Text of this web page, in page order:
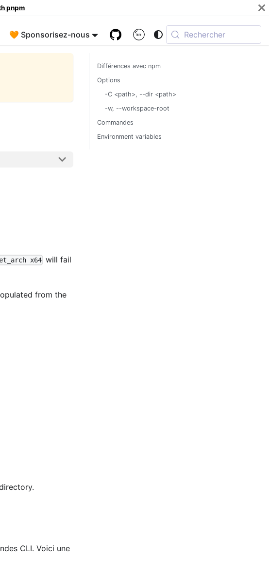
pnpm
🧡 Sponsorisez-nous Rechercher
x64 will fail
from the
CLI. Voici une
Différences avec npm
Options
-C <path>, --dir <path>
-w, --workspace-root
Commandes
Environment variables